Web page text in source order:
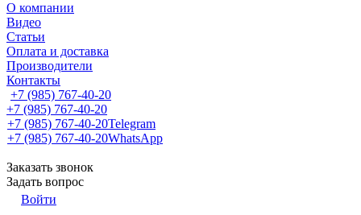
О компании
Видео
Статьи
Оплата и доставка
Производители
Контакты
+7 (985) 767-40-20
+7 (985) 767-40-20
+7 (985) 767-40-20Telegram
+7 (985) 767-40-20WhatsApp
Заказать звонок
Задать вопрос
Войти